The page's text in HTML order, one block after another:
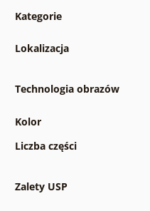
Kategorie
Lokalizacja
Technologia obrazów
Kolor
Liczba części
Zalety USP